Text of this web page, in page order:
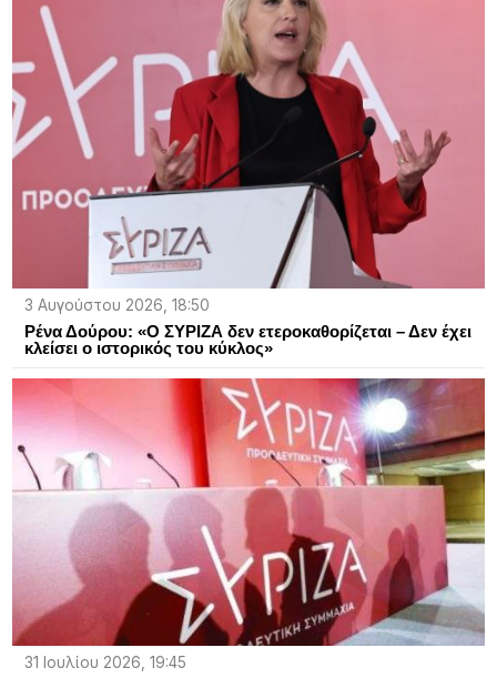
3 Αυγούστου 2026, 18:50
Ρένα Δούρου: «Ο ΣΥΡΙΖΑ δεν ετεροκαθορίζεται – Δεν έχει
κλείσει ο ιστορικός του κύκλος»
31 Ιουλίου 2026, 19:45